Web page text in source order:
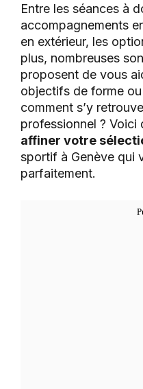
Entre les séances à
accompagnements
en extérieur, les
plus, nombreuses
proposent de vous
objectifs de forme
comment s’y
professionnel ? Voici
affiner votre
sportif à Genève qui
parfaitement.